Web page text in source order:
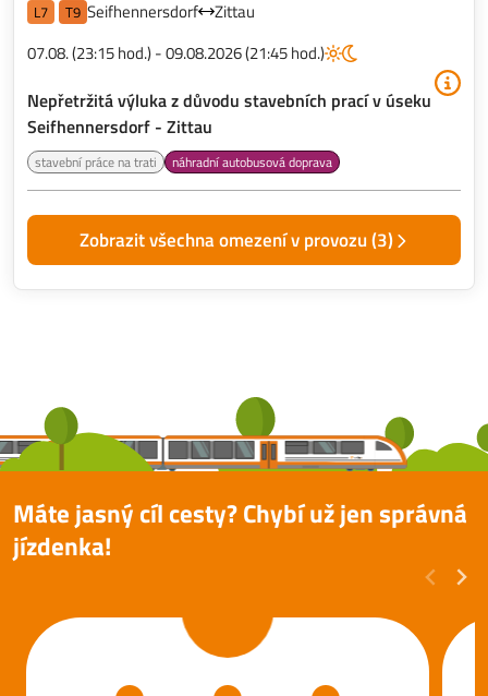
L7 T9 Seifhennersdorf
Zittau
07.08. (23:15 hod.) - 09.08.2026 (21:45 hod.)
Nepřetržitá výluka z důvodu stavebních prací v úseku
Seifhennersdorf - Zittau
stavební práce na trati náhradní autobusová doprava
Zobrazit všechna omezení v provozu (3)
Máte jasný cíl cesty? Chybí už jen správná
jízdenka!